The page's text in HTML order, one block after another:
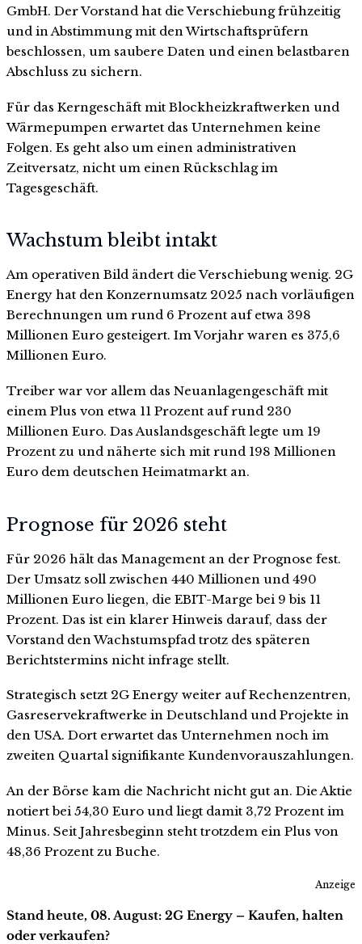
GmbH. Der Vorstand hat die Verschiebung frühzeitig
und in Abstimmung mit den Wirtschaftsprüfern
beschlossen, um saubere Daten und einen belastbaren
Abschluss zu sichern.
Für das Kerngeschäft mit Blockheizkraftwerken und
Wärmepumpen erwartet das Unternehmen keine
Folgen. Es geht also um einen administrativen
Zeitversatz, nicht um einen Rückschlag im
Tagesgeschäft.
Wachstum bleibt intakt
Am operativen Bild ändert die Verschiebung wenig. 2G
Energy hat den Konzernumsatz 2025 nach vorläufigen
Berechnungen um rund 6 Prozent auf etwa 398
Millionen Euro gesteigert. Im Vorjahr waren es 375,6
Millionen Euro.
Treiber war vor allem das Neuanlagengeschäft mit
einem Plus von etwa 11 Prozent auf rund 230
Millionen Euro. Das Auslandsgeschäft legte um 19
Prozent zu und näherte sich mit rund 198 Millionen
Euro dem deutschen Heimatmarkt an.
Prognose für 2026 steht
Für 2026 hält das Management an der Prognose fest.
Der Umsatz soll zwischen 440 Millionen und 490
Millionen Euro liegen, die EBIT-Marge bei 9 bis 11
Prozent. Das ist ein klarer Hinweis darauf, dass der
Vorstand den Wachstumspfad trotz des späteren
Berichtstermins nicht infrage stellt.
Strategisch setzt 2G Energy weiter auf Rechenzentren,
Gasreservekraftwerke in Deutschland und Projekte in
den USA. Dort erwartet das Unternehmen noch im
zweiten Quartal signifikante Kundenvorauszahlungen.
An der Börse kam die Nachricht nicht gut an. Die Aktie
notiert bei 54,30 Euro und liegt damit 3,72 Prozent im
Minus. Seit Jahresbeginn steht trotzdem ein Plus von
48,36 Prozent zu Buche.
Anzeige
Stand heute, 08. August: 2G Energy – Kaufen, halten
oder verkaufen?